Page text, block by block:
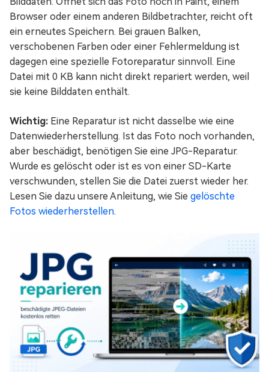
Browser oder einem anderen Bildbetrachter, reicht oft
ein erneutes Speichern. Bei grauen Balken,
verschobenen Farben oder einer Fehlermeldung ist
dagegen eine spezielle Fotoreparatur sinnvoll. Eine
Datei mit 0 KB kann nicht direkt repariert werden, weil
sie keine Bilddaten enthält.
Wichtig: Eine Reparatur ist nicht dasselbe wie eine
Datenwiederherstellung. Ist das Foto noch vorhanden,
aber beschädigt, benötigen Sie eine JPG-Reparatur.
Wurde es gelöscht oder ist es von einer SD-Karte
verschwunden, stellen Sie die Datei zuerst wieder her.
Lesen Sie dazu unsere Anleitung, wie Sie gelöschte
Fotos wiederherstellen.